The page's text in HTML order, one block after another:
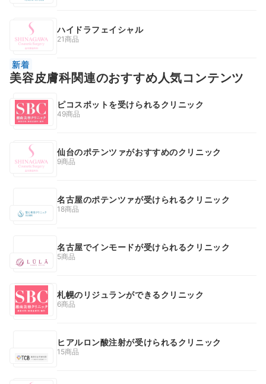
ハイドラフェイシャル
21商品
新着
美容皮膚科関連のおすすめ人気コンテンツ
ピコスポットを受けられるクリニック
49商品
仙台のポテンツァがおすすめのクリニック
9商品
名古屋のポテンツァが受けられるクリニック
18商品
名古屋でインモードが受けられるクリニック
5商品
札幌のリジュランができるクリニック
6商品
ヒアルロン酸注射が受けられるクリニック
15商品